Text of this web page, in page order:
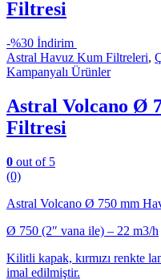
Filtresi
-%30 İndirim
Astral Havuz Kum Filtreleri,
Kampanyalı Ürünler
Astral Volcano Ø
Filtresi
0 out of 5
(0)
Astral Volcano Ø 750 mm
Ø 750 (2″ vana ile) – 22 m3/h
Kilitli kapak, kırmızı renkte
imal edilmiştir.